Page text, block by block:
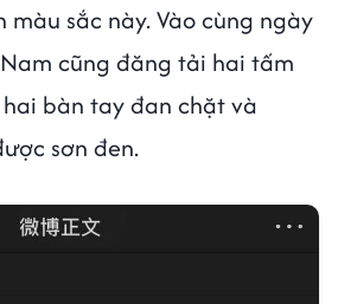
sắc này. Vào cùng ngày
cũng đăng tải hai tấm
bàn tay đan chặt và
sơn đen.